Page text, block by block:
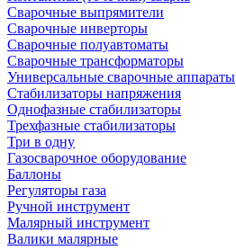
Сварочные выпрямители
Сварочные инверторы
Сварочные полуавтоматы
Сварочные трансформаторы
Универсальные сварочные аппараты
Стабилизаторы напряжения
Однофазные стабилизаторы
Трехфазные стабилизаторы
Три в одну
Газосварочное оборудование
Баллоны
Регуляторы газа
Ручной инструмент
Малярный инструмент
Валики малярные